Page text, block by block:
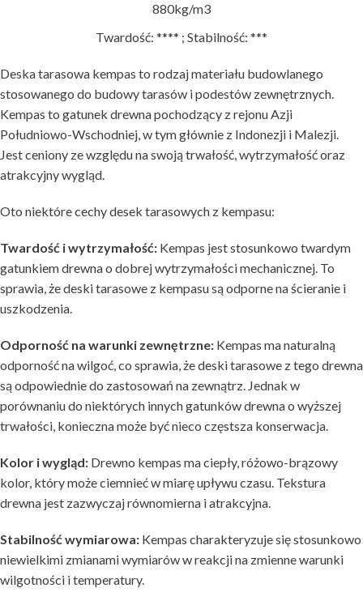
880kg/m3
Twardość: **** ; Stabilność: ***
Deska tarasowa kempas to rodzaj materiału budowlanego
stosowanego do budowy tarasów i podestów zewnętrznych.
Kempas to gatunek drewna pochodzący z rejonu Azji
Południowo-Wschodniej, w tym głównie z Indonezji i Malezji.
Jest ceniony ze względu na swoją trwałość, wytrzymałość oraz
atrakcyjny wygląd.
Oto niektóre cechy desek tarasowych z kempasu:
Twardość i wytrzymałość: Kempas jest stosunkowo twardym
gatunkiem drewna o dobrej wytrzymałości mechanicznej. To
sprawia, że deski tarasowe z kempasu są odporne na ścieranie i
uszkodzenia.
Odporność na warunki zewnętrzne: Kempas ma naturalną
odporność na wilgoć, co sprawia, że deski tarasowe z tego drewna
są odpowiednie do zastosowań na zewnątrz. Jednak w
porównaniu do niektórych innych gatunków drewna o wyższej
trwałości, konieczna może być nieco częstsza konserwacja.
Kolor i wygląd: Drewno kempas ma ciepły, różowo-brązowy
kolor, który może ciemnieć w miarę upływu czasu. Tekstura
drewna jest zazwyczaj równomierna i atrakcyjna.
Stabilność wymiarowa: Kempas charakteryzuje się stosunkowo
niewielkimi zmianami wymiarów w reakcji na zmienne warunki
wilgotności i temperatury.